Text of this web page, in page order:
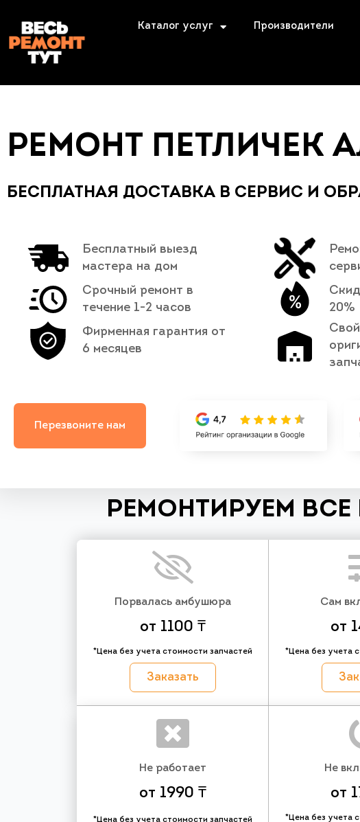
Каталог услуг Производители
РЕМОНТ ПЕТЛИЧЕК
БЕСПЛАТНАЯ ДОСТАВКА В СЕРВИС И
Бесплатный выезд
мастера на дом
Срочный ремонт в
течение 1-2 часов
Фирменная гарантия от
6 месяцев
20%
Перезвоните нам
РЕМОНТИРУЕМ
Порвалась амбушюра
от 1100 ₸
*Цена без учета стоимости запчастей
Заказать
Сам
от
*Цена без учета
Не работает
от 1990 ₸
*Цена без учета стоимости запчастей
Не
от
*Цена без учета